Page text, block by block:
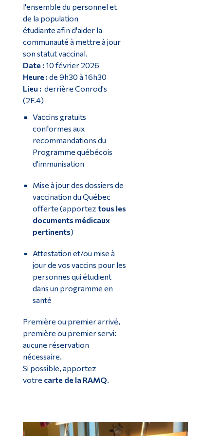
l'ensemble du personnel et
de la population
étudiante afin d'aider la
communauté à mettre à jour
son statut vaccinal.
Date : 10 février 2026
Heure : de 9h30 à 16h30
Lieu : derrière Conrod's
(2F.4)
Vaccins gratuits
conformes aux
recommandations du
Programme québécois
d'immunisation
Mise à jour des dossiers de
vaccination du Québec
offerte (apportez tous les
documents médicaux
pertinents)
Attestation et/ou mise à
jour de vos vaccins pour les
personnes qui étudient
dans un programme en
santé
Première ou premier arrivé,
première ou premier servi:
aucune réservation
nécessaire.
Si possible, apportez
votre carte de la RAMQ.